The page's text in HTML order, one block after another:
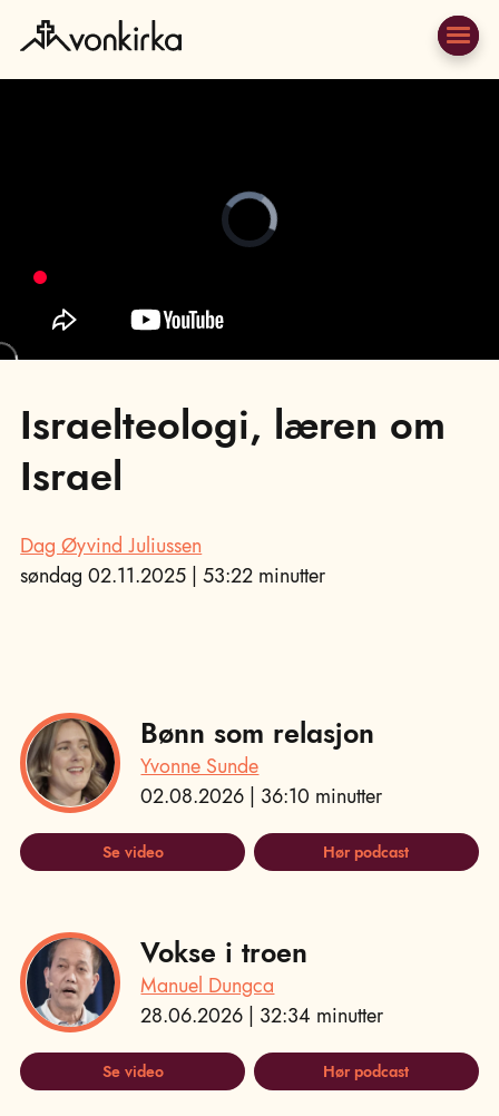
Video
Player
is
loading.
;
Israelteologi, læren om
Israel
Dag Øyvind Juliussen
søndag 02.11.2025 | 53:22 minutter
Bønn som relasjon
Yvonne Sunde
02.08.2026 | 36:10 minutter
Se video Hør podcast
Vokse i troen
Manuel Dungca
28.06.2026 | 32:34 minutter
Se video Hør podcast